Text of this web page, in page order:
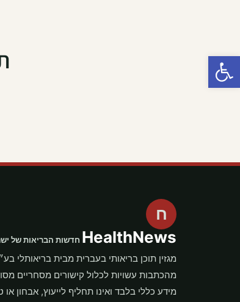
פתח סרגל נגישות
ח
HealthNews חדשות הבריאות של
מהכתבות עשויות לכלול קישורים מסחריים
מידע כללי בלבד ואינו תחליף לייעוץ, אבחון או